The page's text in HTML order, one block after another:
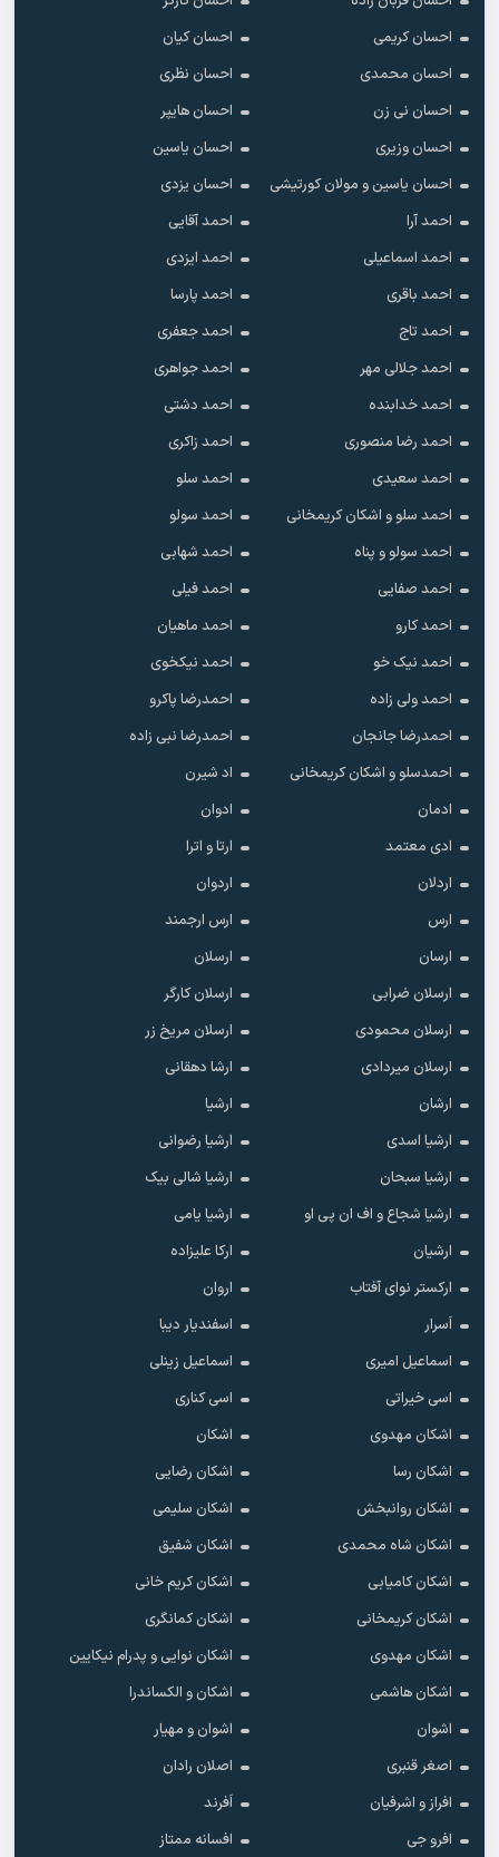
احسان کریمی
احسان کیان
احسان محمدی
احسان نظری
احسان نی زن
احسان هایپر
احسان وزیری
احسان یاسین
احسان یاسین و مولان کورتیشی
احسان یزدی
احمد آرا
احمد آقایی
احمد اسماعیلی
احمد ایزدی
احمد باقری
احمد پارسا
احمد تاج
احمد جعفری
احمد جلالی مهر
احمد جواهری
احمد خدابنده
احمد دشتی
احمد رضا منصوری
احمد زاکری
احمد سعیدی
احمد سلو
احمد سلو و اشکان کریمخانی
احمد سولو
احمد سولو و پناه
احمد شهابی
احمد صفایی
احمد فیلی
احمد کارو
احمد ماهیان
احمد نیک خو
احمد نیکخوی
احمد ولی زاده
احمدرضا پاکرو
احمدرضا جانجان
احمدرضا نبی زاده
احمدسلو و اشکان کریمخانی
اد شیرن
ادمان
ادوان
ادی معتمد
ارتا و اترا
اردلان
اردوان
ارس
ارس ارجمند
ارسان
ارسلان
ارسلان ضرابی
ارسلان کارگر
ارسلان محمودی
ارسلان مریخ زر
ارسلان میردادی
ارشا دهقانی
ارشان
ارشیا
ارشیا اسدی
ارشیا رضوانی
ارشیا سبحان
ارشیا شالی بیک
ارشیا شجاع و اف ان پی او
ارشیا یامی
ارشیان
ارکا علیزاده
ارکستر نوای آفتاب
اروان
اَسرار
اسفندیار دیبا
اسماعیل امیری
اسماعیل زینلی
اسی خیراتی
اسی کناری
اشکان مهدوى
اشکان
اشکان رسا
اشکان رضایی
اشکان روانبخش
اشکان سلیمی
اشکان شاه محمدی
اشکان شفیق
اشکان کامیابی
اشکان کریم خانی
اشکان کریمخانی
اشکان کمانگری
اشکان مهدوی
اشکان نوایی و پدرام نیکایین
اشکان هاشمی
اشکان و الکساندرا
اشوان
اشوان و مهیار
اصغر قنبری
اصلان رادان
افراز و اشرفیان
اَفرند
افرو جی
افسانه ممتاز